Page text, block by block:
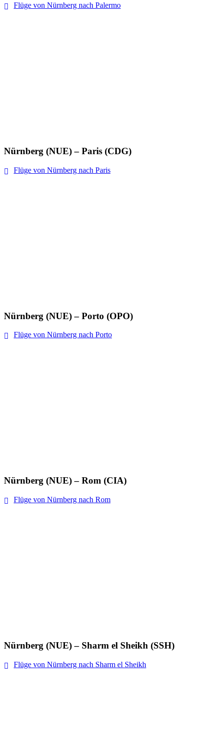
Flüge von Nürnberg nach Palermo
Nürnberg (NUE) – Paris (CDG)
Flüge von Nürnberg nach Paris
Nürnberg (NUE) – Porto (OPO)
Flüge von Nürnberg nach Porto
Nürnberg (NUE) – Rom (CIA)
Flüge von Nürnberg nach Rom
Nürnberg (NUE) – Sharm el Sheikh (SSH)
Flüge von Nürnberg nach Sharm el Sheikh